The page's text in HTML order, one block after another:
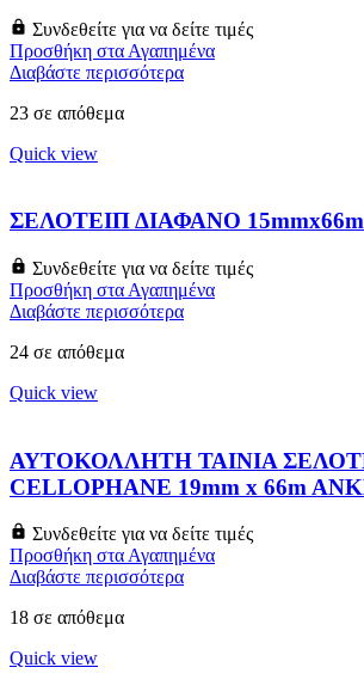
Συνδεθείτε για να δείτε τιμές
Προσθήκη στα Αγαπημένα
Διαβάστε περισσότερα
23 σε απόθεμα
Quick view
ΣΕΛΟΤΕΙΠ ΔΙΑΦΑΝΟ
Συνδεθείτε για να δείτε τιμές
Προσθήκη στα Αγαπημένα
Διαβάστε περισσότερα
24 σε απόθεμα
Quick view
ΑΥΤΟΚΟΛΛΗΤΗ ΤΑΙΝΙΑ
CELLOPHANE 19mm x 66m
Συνδεθείτε για να δείτε τιμές
Προσθήκη στα Αγαπημένα
Διαβάστε περισσότερα
18 σε απόθεμα
Quick view